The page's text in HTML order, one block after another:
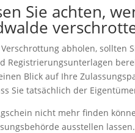
Sie achten,
abholen, sollten
Registrierungsunterlagen
Blick auf Ihre
Sie tatsächlich der
nicht mehr finden
ausstellen